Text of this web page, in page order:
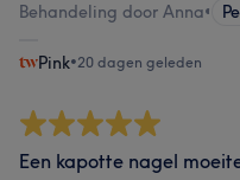
Behandeling door Anna•
Pink•20 dagen geleden
Een kapotte nagel